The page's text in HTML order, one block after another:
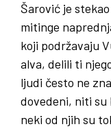
Šarović je
mitinge
koji podržavaju
alva, delili ti
ljudi često ne
dovedeni, niti su
neki od njih su